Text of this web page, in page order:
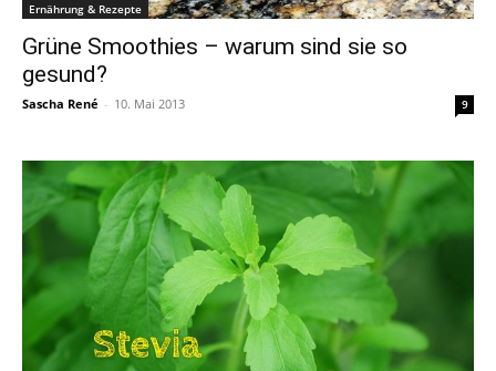
Ernährung & Rezepte
Grüne Smoothies – warum sind sie so
gesund?
Sascha René - 10. Mai 2013 9